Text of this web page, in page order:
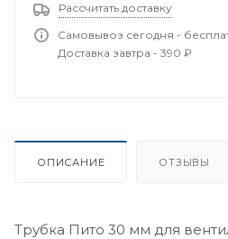
Рассчитать доставку
Самовывоз сегодня -
Доставка завтра - 390 ₽
ОПИСАНИЕ ОТЗЫВЫ
Трубка Пито 30 мм для